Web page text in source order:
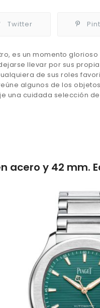
Twitter
es un momento
llevar por sus
de sus roles
algunos de los
una cuidada selección
acero y 42 mm.